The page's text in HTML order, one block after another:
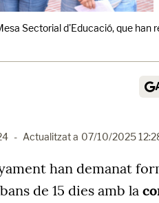
Sectorial d'Educació, que han
- Actualitzat a 07/10/2025
han demanat
de 15 dies amb la